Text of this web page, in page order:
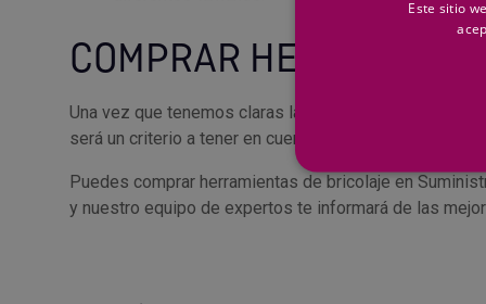
COMPRAR
Una vez que tenemos claras las
será un criterio a tener en cuenta a la hora de
Puedes comprar herramientas de bricolaje en
y nuestro equipo de expertos te informará de las
Este sitio